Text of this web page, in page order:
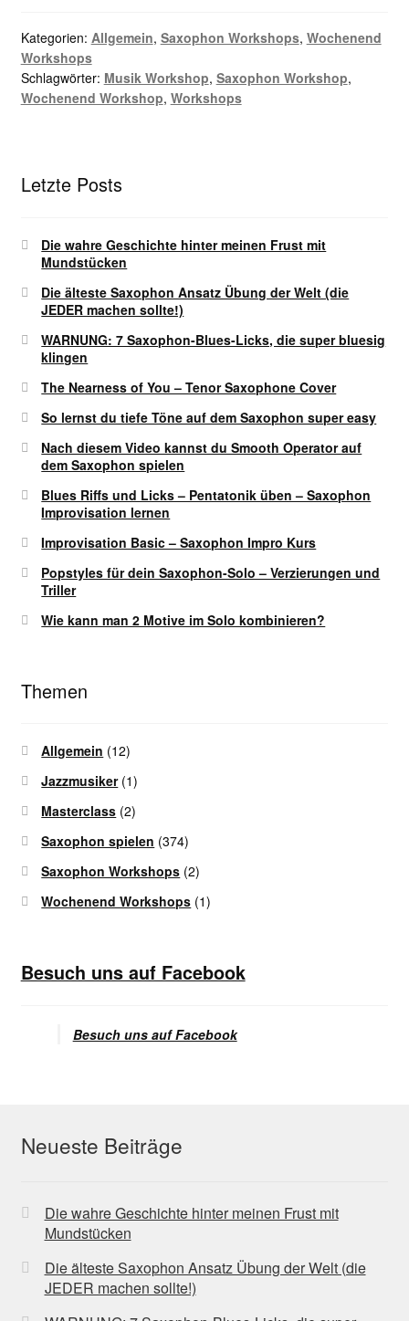
Kategorien: Allgemein, Saxophon Workshops, Wochenend
Workshops
Schlagwörter: Musik Workshop, Saxophon Workshop,
Wochenend Workshop, Workshops
Letzte Posts
Die wahre Geschichte hinter meinen Frust mit
Mundstücken
Die älteste Saxophon Ansatz Übung der Welt (die
JEDER machen sollte!)
WARNUNG: 7 Saxophon-Blues-Licks, die super bluesig
klingen
The Nearness of You – Tenor Saxophone Cover
So lernst du tiefe Töne auf dem Saxophon super easy
Nach diesem Video kannst du Smooth Operator auf
dem Saxophon spielen
Blues Riffs und Licks – Pentatonik üben – Saxophon
Improvisation lernen
Improvisation Basic – Saxophon Impro Kurs
Popstyles für dein Saxophon-Solo – Verzierungen und
Triller
Wie kann man 2 Motive im Solo kombinieren?
Themen
Allgemein (12)
Jazzmusiker(1)
Masterclass (2)
Saxophon spielen (374)
Saxophon Workshops (2)
Wochenend Workshops (1)
Besuch uns auf Facebook
Besuch uns auf Facebook
Neueste Beiträge
Die wahre Geschichte hinter meinen Frust mit
Mundstücken
Die älteste Saxophon Ansatz Übung der Welt (die
JEDER machen sollte!)